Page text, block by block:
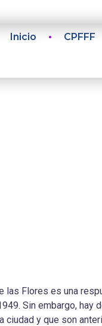
Inicio CPFFF
las Flores es una
Sin embargo, hay
ciudad y que son